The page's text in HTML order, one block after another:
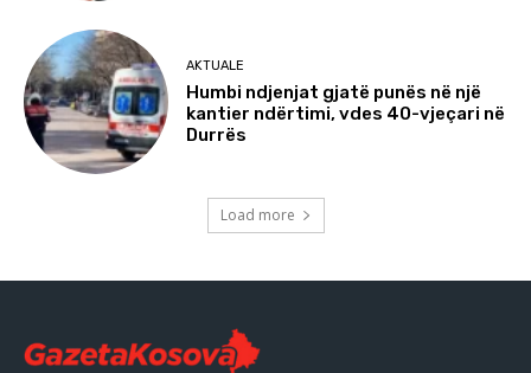
AKTUALE
Humbi ndjenjat gjatë punës në një
kantier ndërtimi, vdes 40-vjeçari në
Durrës
Load more